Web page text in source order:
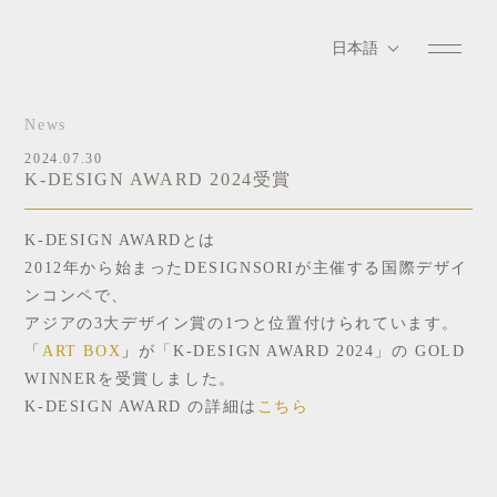
News
2024.07.30
K-DESIGN AWARD 2024受賞
K-DESIGN AWARDとは
2012年から始まったDESIGNSORIが主催する国際デザイ
ンコンペで、
アジアの3大デザイン賞の1つと位置付けられています。
「 ART BOX 」 が「K-DESIGN AWARD 2024」の GOLD
WINNERを受賞しました。
K-DESIGN AWARD の詳細は こちら